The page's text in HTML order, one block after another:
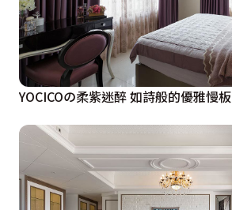
YOCICOの柔紫迷醉 如詩般的優雅慢板